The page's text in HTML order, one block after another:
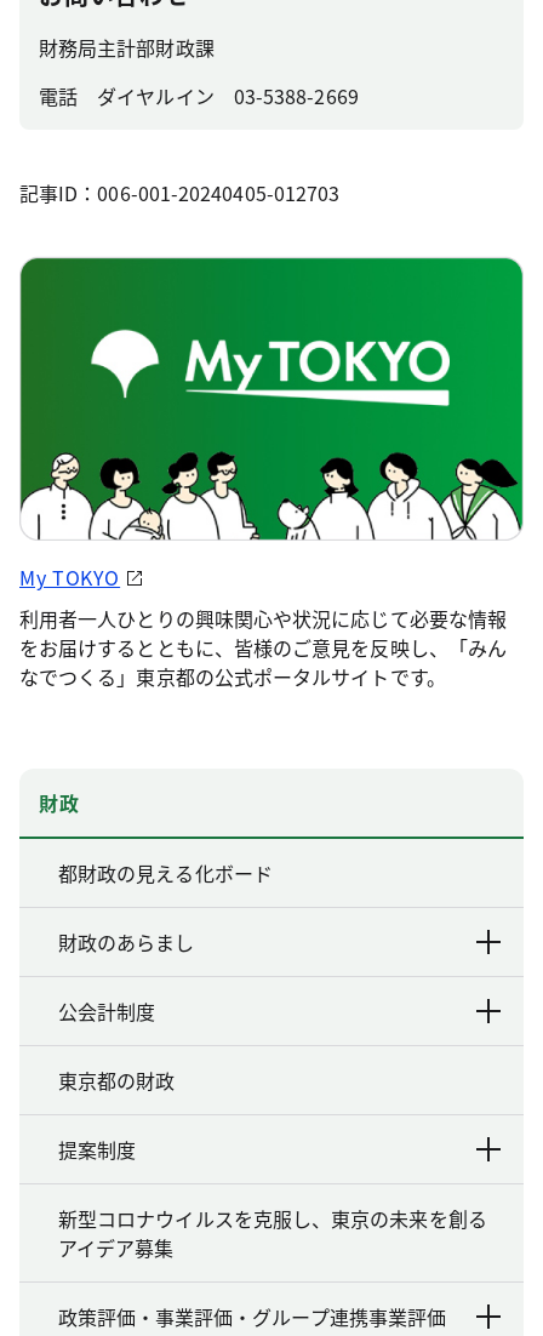
財務局主計部財政課
電話 ダイヤルイン 03-5388-2669
記事ID：006-001-20240405-012703
My TOKYO
利用者一人ひとりの興味関心や状況に応じて必要な情報
をお届けするとともに、皆様のご意見を反映し、「みん
なでつくる」東京都の公式ポータルサイトです。
財政
都財政の見える化ボード
財政のあらまし
公会計制度
東京都の財政
提案制度
新型コロナウイルスを克服し、東京の未来を創る
アイデア募集
政策評価・事業評価・グループ連携事業評価